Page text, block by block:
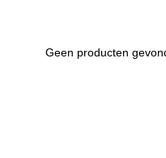
Geen producten